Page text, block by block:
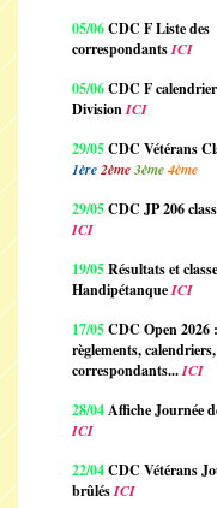
05/06CDC F Liste des
correspondantsICI
05/06CDC F
DivisionICI
29/05CDC Vétérans
1ère2ème3ème4ème
29/05CDC JP 206
ICI
19/05Résultats et
HandipétanqueICI
17/05CDC Open 2026 :
règlements, calendriers,
correspondants...ICI
28/04Affiche Journée
ICI
22/04CDC Vétérans
brûlésICI